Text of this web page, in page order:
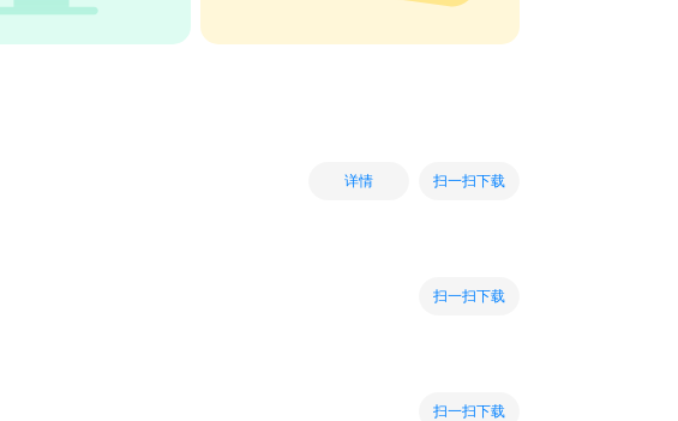
详情 扫一扫下载
扫一扫下载
扫一扫下载